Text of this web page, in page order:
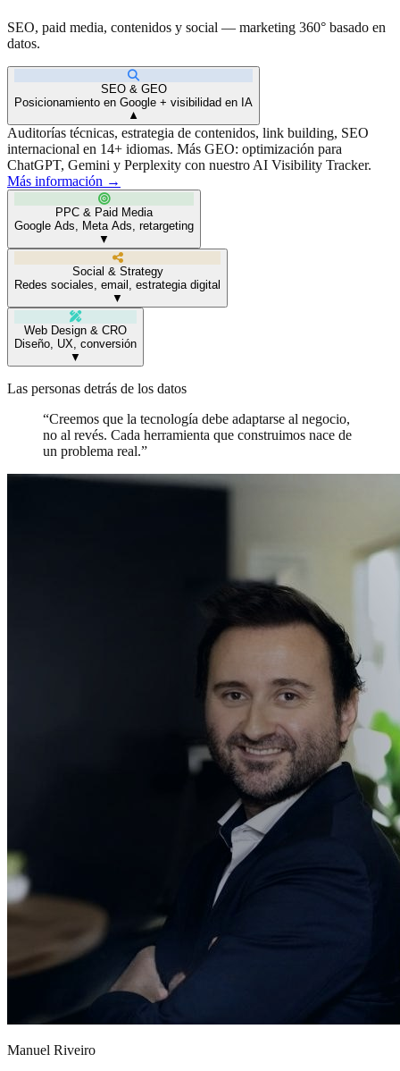
SEO, paid media, contenidos y social — marketing 360° basado en
datos.
SEO & GEO
Posicionamiento en Google + visibilidad en IA
▼
Auditorías técnicas, estrategia de contenidos, link building, SEO
internacional en 14+ idiomas. Más GEO: optimización para
ChatGPT, Gemini y Perplexity con nuestro AI Visibility Tracker.
Más información →
PPC & Paid Media
Google Ads, Meta Ads, retargeting
▼
Social & Strategy
Redes sociales, email, estrategia digital
▼
Web Design & CRO
Diseño, UX, conversión
▼
Las personas detrás de los datos
“Creemos que la tecnología debe adaptarse al negocio,
no al revés. Cada herramienta que construimos nace de
un problema real.”
Manuel Riveiro